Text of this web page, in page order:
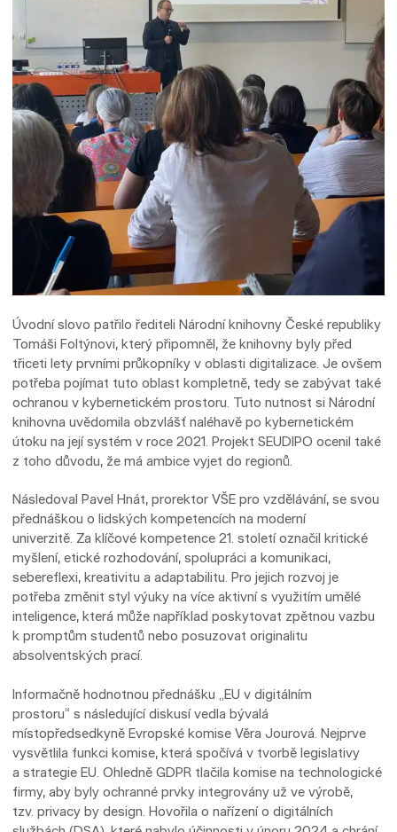
Úvodní slovo patřilo řediteli Národní knihovny České republiky
Tomáši Foltýnovi, který připomněl, že knihovny byly před
třiceti lety prvními průkopníky v oblasti digitalizace. Je ovšem
potřeba pojímat tuto oblast kompletně, tedy se zabývat také
ochranou v kybernetickém prostoru. Tuto nutnost si Národní
knihovna uvědomila obzvlášť naléhavě po kybernetickém
útoku na její systém v roce 2021. Projekt SEUDIPO ocenil také
z toho důvodu, že má ambice vyjet do regionů.
Následoval Pavel Hnát, prorektor VŠE pro vzdělávání, se svou
přednáškou o lidských kompetencích na moderní
univerzitě. Za klíčové kompetence 21. století označil kritické
myšlení, etické rozhodování, spolupráci a komunikaci,
sebereflexi, kreativitu a adaptabilitu. Pro jejich rozvoj je
potřeba změnit styl výuky na více aktivní s využitím umělé
inteligence, která může například poskytovat zpětnou vazbu
k promptům studentů nebo posuzovat originalitu
absolventských prací.
Informačně hodnotnou přednášku „EU v digitálním
prostoru“ s následující diskusí vedla bývalá
místopředsedkyně Evropské komise Věra Jourová. Nejprve
vysvětlila funkci komise, která spočívá v tvorbě legislativy
a strategie EU. Ohledně GDPR tlačila komise na technologické
firmy, aby byly ochranné prvky integrovány už ve výrobě,
tzv. privacy by design. Hovořila o nařízení o digitálních